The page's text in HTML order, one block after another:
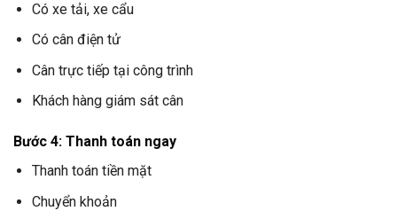
Có xe tải, xe cẩu
Có cân điện tử
Cân trực tiếp tại công trình
Khách hàng giám sát cân
Bước 4: Thanh toán ngay
Thanh toán tiền mặt
Chuyển khoản